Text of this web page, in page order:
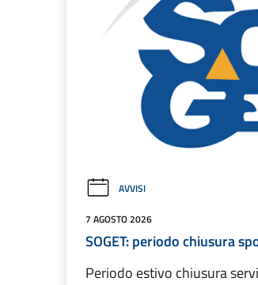
AVVISI
7 AGOSTO 2026
SOGET: periodo chiusura
Periodo estivo chiusura